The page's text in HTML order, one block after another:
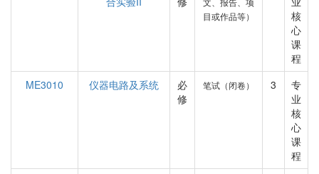
目或作品等）
核
心
课
程
ME3010
仪器电路及系统
必
修
笔试（闭卷） 3
专
业
核
心
课
程